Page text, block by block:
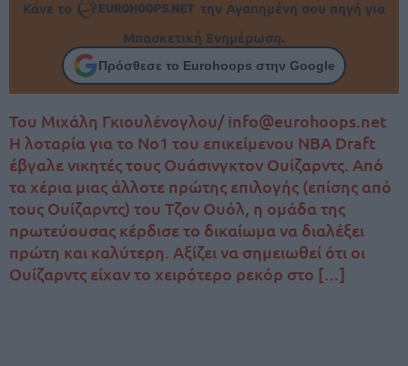
Κάνε το
την Αγαπημένη σου πηγή για
Μπασκετική Ενημέρωση.
Πρόσθεσε το Eurohoops στην Google
Του Μιχάλη Γκιουλένογλου/ info@eurohoops.net
Η λοταρία για το Νο1 του επικείμενου NBA Draft
έβγαλε νικητές τους Ουάσινγκτον Ουίζαρντς. Από
τα χέρια μιας άλλοτε πρώτης επιλογής (επίσης από
τους Ουίζαρντς) του Τζον Ουόλ, η ομάδα της
πρωτεύουσας κέρδισε το δικαίωμα να διαλέξει
πρώτη και καλύτερη. Αξίζει να σημειωθεί ότι οι
Ουίζαρντς είχαν το χειρότερο ρεκόρ στο […]